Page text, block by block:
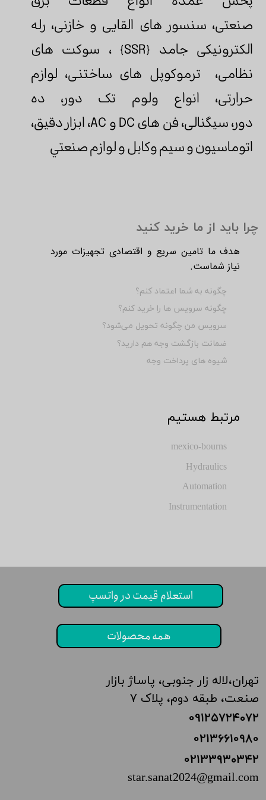
صنعتی، سنسور های القایی و خازنی، رله
الکترونیکی جامد {SSR} ، سوکت های
نظامی، ترموکوپل های ساختنی، لوازم
حرارتی، انواع ولوم تک دور، ده
دور، سیگنالی، فن های DC و AC، ابزار دقيق،
اتوماسيون و سیم وکابل و لوازم صنعتي
​مرتبط هستیم
mexico-bourns
Hydraulics
Automation
Instrumentation
چرا باید از ما خرید کنید
هدف ما تامین سریع و اقتصادی تجهیزات مورد
نیاز شماست.
چگونه به شما اعتماد کنم؟
چگونه سرویس ها را خرید کنم؟
سرویس من چگونه تحویل می‌شود؟
ضمانت بازگشت وجه هم دارید؟
شیوه های پرداخت وجه
تهران،‌لاله زار جنوبی، پاساژ بازار
صنعت، طبقه دوم، پلاک ۷
0912۵۷۲۴۰۷۲
02136610980
02133۹۳۰۳۴۲
star.sanat2024@gmail.com
استعلام قیمت در واتسپ
همه محصولات